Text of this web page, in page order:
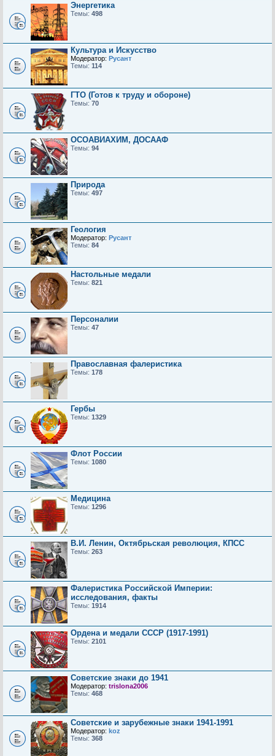
Энергетика
Темы: 498
Культура и Искусство
Модератор: Русант
Темы: 114
ГТО (Готов к труду и обороне)
Темы: 70
ОСОАВИАХИМ, ДОСААФ
Темы: 94
Природа
Темы: 497
Геология
Модератор: Русант
Темы: 84
Настольные медали
Темы: 821
Персоналии
Темы: 47
Православная фалеристика
Темы: 178
Гербы
Темы: 1329
Флот России
Темы: 1080
Медицина
Темы: 1296
В.И. Ленин, Октябрьская революция, КПСС
Темы: 263
Фалеристика Российской Империи:
исследования, факты
Темы: 1914
Ордена и медали СССР (1917-1991)
Темы: 2101
Советские знаки до 1941
Модератор: trislona2006
Темы: 468
Советские и зарубежные знаки 1941-1991
Модератор: koz
Темы: 368